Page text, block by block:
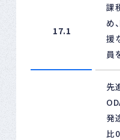
17.1
課
め
援
員
先
発
比